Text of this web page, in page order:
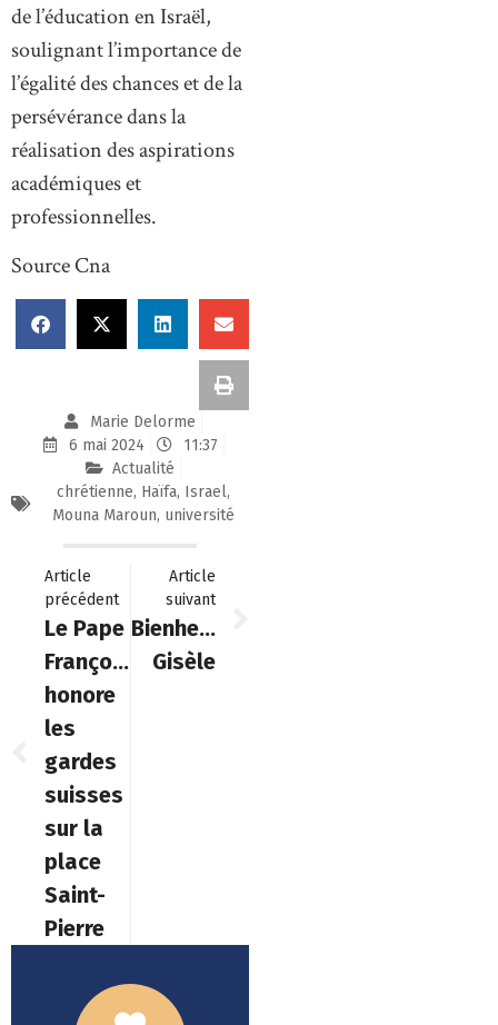
de l’éducation en Israël,
soulignant l’importance de
l’égalité des chances et de la
persévérance dans la
réalisation des aspirations
académiques et
professionnelles.
Source Cna
Marie Delorme
6 mai 2024
11:37
Actualité
chrétienne, Haïfa, Israel,
Mouna Maroun, université
Article
précédent
Le Pape
François
honore
les
gardes
suisses
sur la
place
Saint-
Pierre
Article
suivant
Bienheureuse
Gisèle